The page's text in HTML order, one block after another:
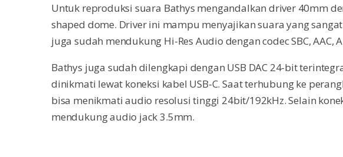
Untuk reproduksi suara Bathys mengandalkan driver 40mm
shaped dome. Driver ini mampu menyajikan suara yang
juga sudah mendukung Hi-Res Audio dengan codec SBC, AAC,
Bathys juga sudah dilengkapi dengan USB DAC 24-bit
dinikmati lewat koneksi kabel USB-C. Saat terhubung ke
bisa menikmati audio resolusi tinggi 24bit/192kHz. Selain
mendukung audio jack 3.5mm.